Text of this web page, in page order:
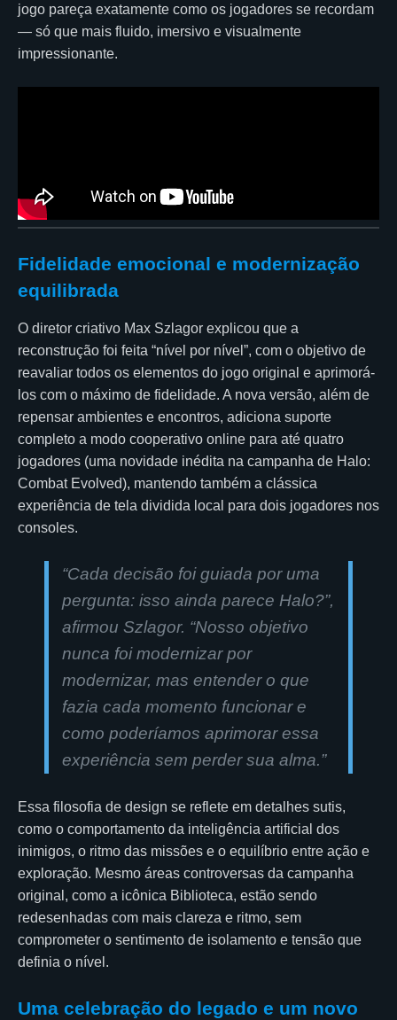
jogo pareça exatamente como os jogadores se recordam
— só que mais fluido, imersivo e visualmente
impressionante.
Fidelidade emocional e modernização
equilibrada
O diretor criativo Max Szlagor explicou que a
reconstrução foi feita “nível por nível”, com o objetivo de
reavaliar todos os elementos do jogo original e aprimorá-
los com o máximo de fidelidade. A nova versão, além de
repensar ambientes e encontros, adiciona suporte
completo a modo cooperativo online para até quatro
jogadores (uma novidade inédita na campanha de Halo:
Combat Evolved), mantendo também a clássica
experiência de tela dividida local para dois jogadores nos
consoles.
“Cada decisão foi guiada por uma
pergunta: isso ainda parece Halo?”,
afirmou Szlagor. “Nosso objetivo
nunca foi modernizar por
modernizar, mas entender o que
fazia cada momento funcionar e
como poderíamos aprimorar essa
experiência sem perder sua alma.”
Essa filosofia de design se reflete em detalhes sutis,
como o comportamento da inteligência artificial dos
inimigos, o ritmo das missões e o equilíbrio entre ação e
exploração. Mesmo áreas controversas da campanha
original, como a icônica Biblioteca, estão sendo
redesenhadas com mais clareza e ritmo, sem
comprometer o sentimento de isolamento e tensão que
definia o nível.
Uma celebração do legado e um novo